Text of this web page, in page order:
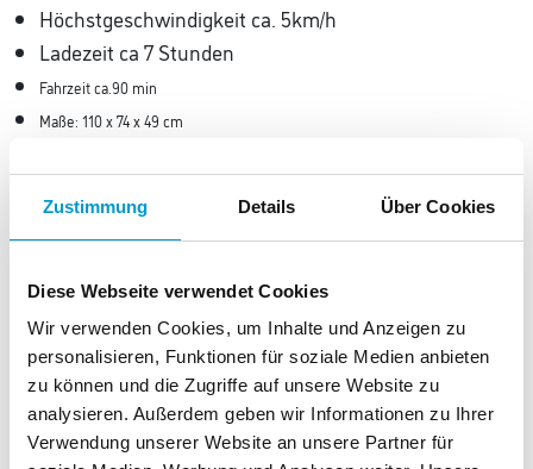
Zustimmung Details Über Cookies
Diese Webseite verwendet Cookies
Wir verwenden Cookies, um Inhalte und Anzeigen zu
personalisieren, Funktionen für soziale Medien anbieten
zu können und die Zugriffe auf unsere Website zu
analysieren. Außerdem geben wir Informationen zu Ihrer
Verwendung unserer Website an unsere Partner für
Höchstgeschwindigkeit ca. 5km/h
Ladezeit ca 7 Stunden
Fahrzeit ca.90 min
Maße: 110 x 74 x 49 cm
Lieferumfang:Modell, Fernsteuerung 2,4GHz, Fahrakku, Ladegerät,
Anleitung